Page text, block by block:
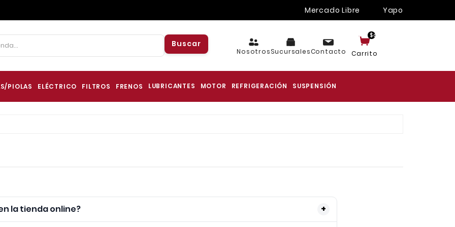
Mercado Libre Yapo
Buscar
NosotrosSucursalesContacto Carrito
$cart.TotalItems
PIOLAS ELÉCTRICO FILTROS FRENOS LUBRICANTES MOTOR REFRIGERACIÓN SUSPENSIÓN
la tienda online?